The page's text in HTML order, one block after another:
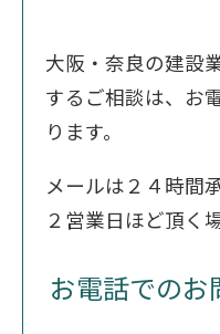
大阪・奈良の建設
するご相談は、お
ります。
メールは２４時間
２営業日ほど頂く
お電話でのお